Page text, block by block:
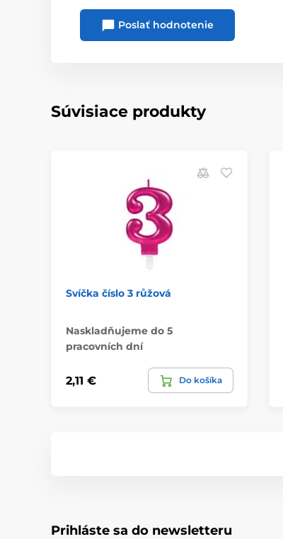
Poslať hodnotenie
Súvisiace produkty
Svíčka číslo 3 růžová
Naskladňujeme do 5
pracovních dní
2,11 € Do košíka
Prihláste sa do newsletteru